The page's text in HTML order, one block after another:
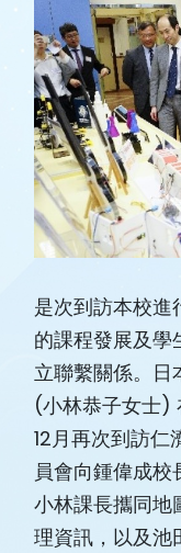
是次到訪本校進
的課程發展及學
立聯繫關係。日
(小林恭子女士)
12月再次到訪仁
員會向鍾偉成校
小林課長攜同地
理資訊，以及池